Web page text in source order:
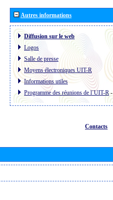
Autres informations
Diffusion sur le web
Logos
Salle de presse
Moyens électroniques UIT-R
Informations utiles
Programme des réunions de l´UIT-R-
Contacts